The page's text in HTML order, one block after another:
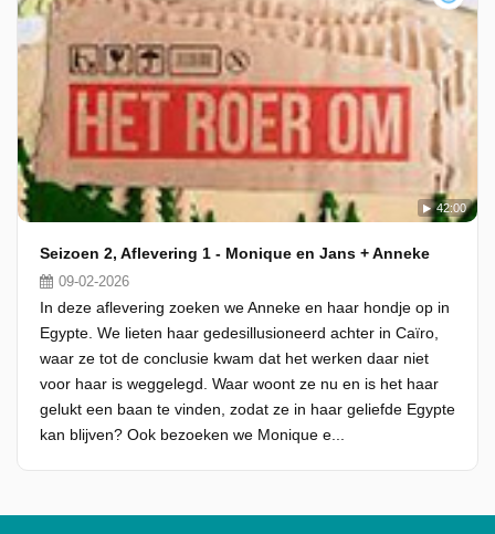
42:00
Seizoen 2, Aflevering 1 - Monique en Jans + Anneke
09-02-2026
In deze aflevering zoeken we Anneke en haar hondje op in
Egypte. We lieten haar gedesillusioneerd achter in Caïro,
waar ze tot de conclusie kwam dat het werken daar niet
voor haar is weggelegd. Waar woont ze nu en is het haar
gelukt een baan te vinden, zodat ze in haar geliefde Egypte
kan blijven? Ook bezoeken we Monique e...